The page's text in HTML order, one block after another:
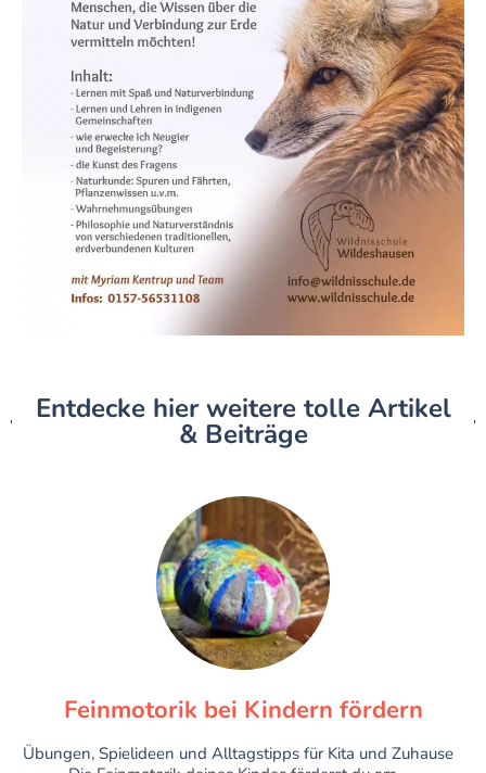
Entdecke hier weitere tolle Artikel
& Beiträge
Feinmotorik bei Kindern fördern
Übungen, Spielideen und Alltagstipps für Kita und Zuhause